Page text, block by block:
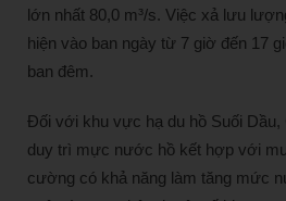
lớn nhất 80,0 m³/s. Việc xả lưu
hiện vào ban ngày từ 7 giờ đến 17
ban đêm.
Đối với khu vực hạ du hồ Suối Dầu,
duy trì mực nước hồ kết hợp với
cường có khả năng làm tăng mức